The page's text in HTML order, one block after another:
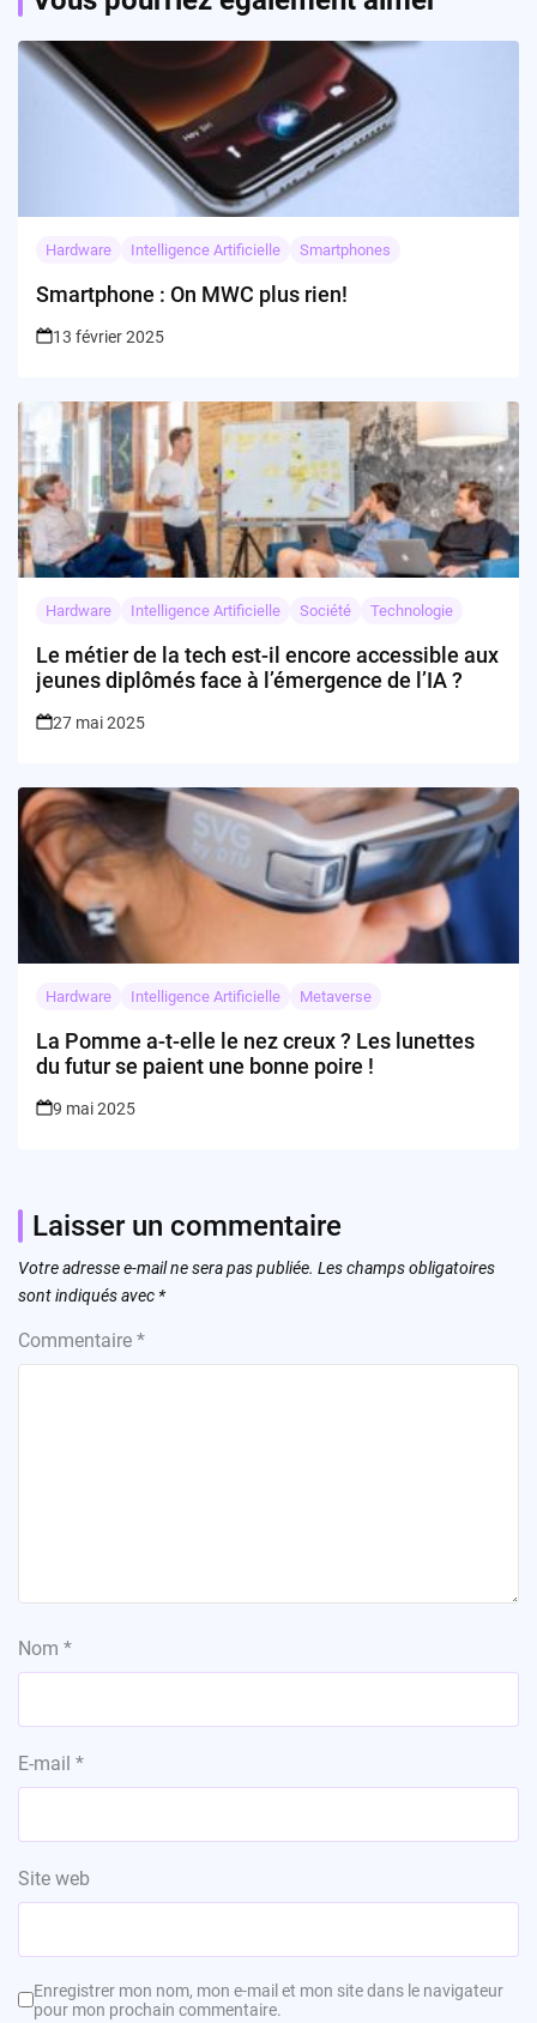
Hardware Intelligence Artificielle Smartphones
Smartphone : On MWC plus rien!
13 février 2025
Hardware Intelligence Artificielle Société Technologie
Le métier de la tech est-il encore accessible aux
jeunes diplômés face à l’émergence de l’IA ?
27 mai 2025
Hardware Intelligence Artificielle Metaverse
La Pomme a-t-elle le nez creux ? Les lunettes
du futur se paient une bonne poire !
9 mai 2025
Laisser un commentaire
Votre adresse e-mail ne sera pas publiée. Les champs obligatoires
sont indiqués avec *
Commentaire *
Nom *
E-mail *
Site web
Enregistrer mon nom, mon e-mail et mon site dans le navigateur
pour mon prochain commentaire.